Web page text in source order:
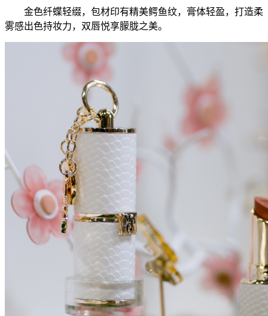
金色纤蝶轻缀，包材印有精美鳄鱼纹，膏体轻盈，打造柔
雾感出色持妆力，双唇悦享朦胧之美。